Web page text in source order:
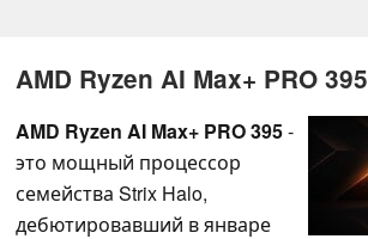
AMD Ryzen AI Max+ PRO 395
AMD Ryzen AI Max+ PRO 395-
это мощный процессор
семейства Strix Halo,
дебютировавший в январе